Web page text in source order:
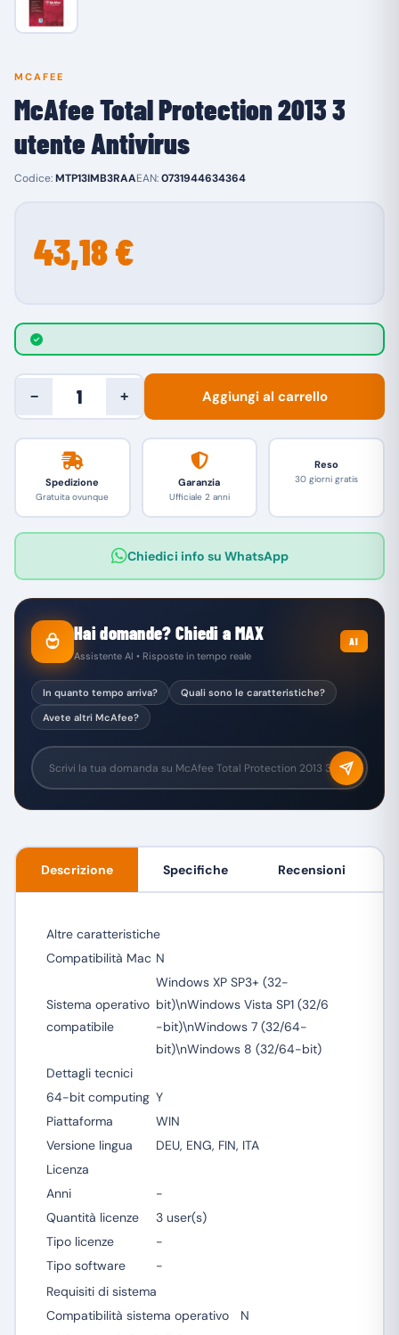
MCAFEE
McAfee Total Protection 2013 3
utente Antivirus
Codice:MTP13IMB3RAAEAN:0731944634364
43,18 €
− + Aggiungi al carrello
Spedizione
Gratuita ovunque
Garanzia
Ufficiale 2 anni
Reso
30 giorni gratis
Chiedici info su WhatsApp
Hai domande? Chiedi a MAX
Assistente AI • Risposte in tempo reale
AI
In quanto tempo arriva?
Quali sono le caratteristiche?
Avete altri McAfee?
Descrizione Specifiche Recensioni
Altre caratteristiche
Compatibilità Mac N
Sistema operativo
compatibile
Windows XP SP3+ (32-
bit)\nWindows Vista SP1 (32/6
-bit)\nWindows 7 (32/64-
bit)\nWindows 8 (32/64-bit)
Dettagli tecnici
64-bit computing Y
Piattaforma
WIN
Versione lingua
DEU, ENG, FIN, ITA
Licenza
Anni
-
Quantità licenze
3 user(s)
Tipo licenze
-
Tipo software
-
Requisiti di sistema
Compatibilità sistema operativo
N